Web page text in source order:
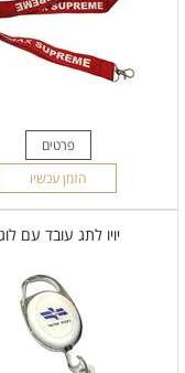
פרטים
הזמן עכשיו
יויו לתג עובד עם